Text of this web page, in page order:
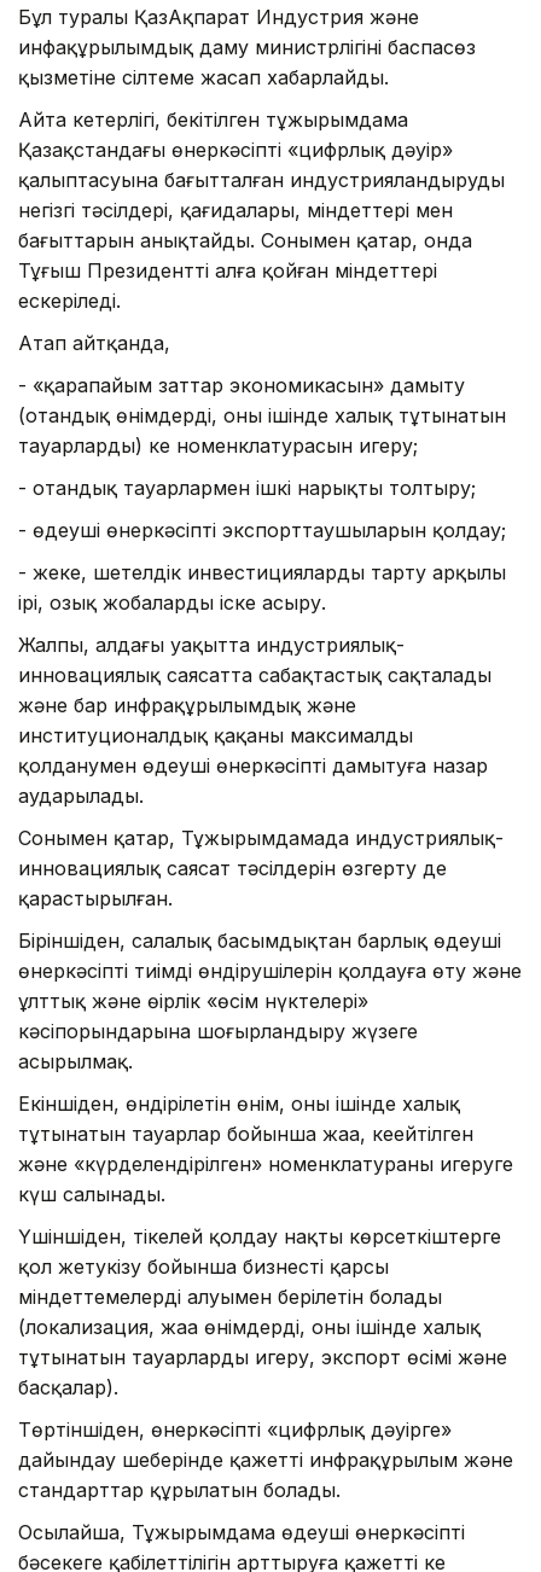
Бұл туралы ҚазАқпарат Индустрия және
инфақұрылымдық даму министрлігінің баспасөз
қызметіне сілтеме жасап хабарлайды.
Айта кетерлігі, бекітілген тұжырымдама
Қазақстандағы өнеркәсіптің «цифрлық дәуір»
қалыптасуына бағытталған индустрияландырудың
негізгі тәсілдері, қағидалары, міндеттері мен
бағыттарын анықтайды. Сонымен қатар, онда
Тұңғыш Президенттің алға қойған міндеттері
ескеріледі.
Атап айтқанда,
- «қарапайым заттар экономикасын» дамыту
(отандық өнімдердің, оның ішінде халық тұтынатын
тауарлардың) кең номенклатурасын игеру;
- отандық тауарлармен ішкі нарықты толтыру;
- өңдеуші өнеркәсіптің экспорттаушыларын қолдау;
- жеке, шетелдік инвестицияларды тарту арқылы
ірі, озық жобаларды іске асыру.
Жалпы, алдағы уақытта индустриялық-
инновациялық саясатта сабақтастық сақталады
және бар инфрақұрылымдық және
институционалдық қаңқаны максималды
қолданумен өңдеуші өнеркәсіпті дамытуға назар
аударылады.
Сонымен қатар, Тұжырымдамада индустриялық-
инновациялық саясат тәсілдерін өзгерту де
қарастырылған.
Біріншіден, салалық басымдықтан барлық өңдеуші
өнеркәсіптің тиімді өндірушілерін қолдауға өту және
ұлттық және өңірлік «өсім нүктелері»
кәсіпорындарына шоғырландыру жүзеге
асырылмақ.
Екіншіден, өндірілетін өнім, оның ішінде халық
тұтынатын тауарлар бойынша жаңа, кеңейтілген
және «күрделендірілген» номенклатураны игеруге
күш салынады.
Үшіншіден, тікелей қолдау нақты көрсеткіштерге
қол жетукізу бойынша бизнестің қарсы
міндеттемелерді алуымен берілетін болады
(локализация, жаңа өнімдерді, оның ішінде халық
тұтынатын тауарларды игеру, экспорт өсімі және
басқалар).
Төртіншіден, өнеркәсіпті «цифрлық дәуірге»
дайындау шеңберінде қажетті инфрақұрылым және
стандарттар құрылатын болады.
Осылайша, Тұжырымдама өңдеуші өнеркәсіптің
бәсекеге қабілеттілігін арттыруға қажетті кең